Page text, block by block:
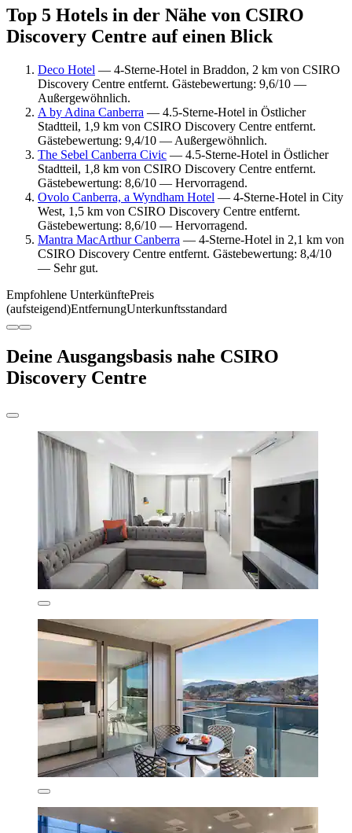
Top 5 Hotels in der Nähe von CSIRO
Discovery Centre auf einen Blick
Deco Hotel — 4-Sterne-Hotel in Braddon, 2 km von CSIRO
Discovery Centre entfernt. Gästebewertung: 9,6/10 —
Außergewöhnlich.
A by Adina Canberra — 4.5-Sterne-Hotel in Östlicher
Stadtteil, 1,9 km von CSIRO Discovery Centre entfernt.
Gästebewertung: 9,4/10 — Außergewöhnlich.
The Sebel Canberra Civic — 4.5-Sterne-Hotel in Östlicher
Stadtteil, 1,8 km von CSIRO Discovery Centre entfernt.
Gästebewertung: 8,6/10 — Hervorragend.
Ovolo Canberra, a Wyndham Hotel — 4-Sterne-Hotel in City
West, 1,5 km von CSIRO Discovery Centre entfernt.
Gästebewertung: 8,6/10 — Hervorragend.
Mantra MacArthur Canberra — 4-Sterne-Hotel in 2,1 km von
CSIRO Discovery Centre entfernt. Gästebewertung: 8,4/10
— Sehr gut.
Empfohlene UnterkünftePreis
(aufsteigend)EntfernungUnterkunftsstandard
Deine Ausgangsbasis nahe CSIRO
Discovery Centre